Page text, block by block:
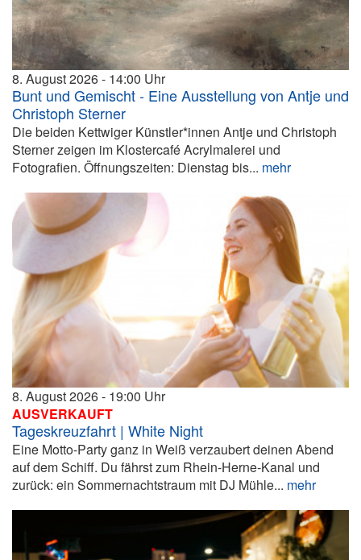
8. August 2026 14:00
Bunt und Gemischt - Eine Ausstellung von Antje und
Christoph Sterner
Die beiden Kettwiger Künstler*innen Antje und Christoph
Sterner zeigen im Klostercafé Acrylmalerei und
Fotografien. Öffnungszeiten: Dienstag bis... mehr
8. August 2026
19:00
AUSVERKAUFT
Tageskreuzfahrt | White Night
Eine Motto-Party ganz in Weiß verzaubert deinen Abend
auf dem Schiff. Du fährst zum Rhein-Herne-Kanal und
zurück: ein Sommernachtstraum mit DJ Mühle... mehr